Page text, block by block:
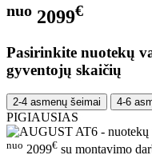
nuo 2099€
Pasirinkite nuotekų
gyventojų skaičių
2-4 asmenų šeimai 4-6
PIGIAUSIAS
nuo 2099€ su montavimo